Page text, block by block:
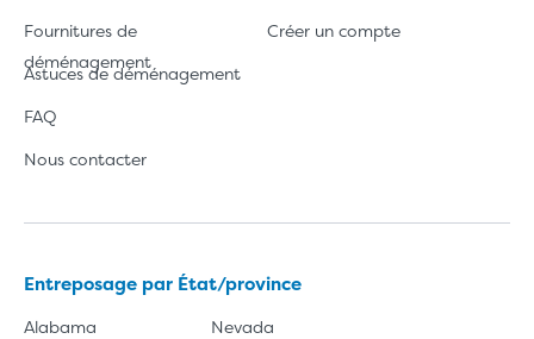
Fournitures de
déménagement
Astuces de déménagement
FAQ
Nous contacter
Créer un compte
Entreposage par État/province
Alabama
Nevada